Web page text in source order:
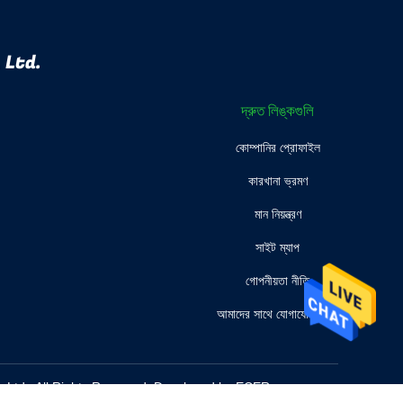
Ltd.
দ্রুত লিঙ্কগুলি
কোম্পানির প্রোফাইল
কারখানা ভ্রমণ
মান নিয়ন্ত্রণ
সাইট ম্যাপ
গোপনীয়তা নীতি
আমাদের সাথে যোগাযোগ করুন
Ltd.. All Rights Reserved. Developed byECER